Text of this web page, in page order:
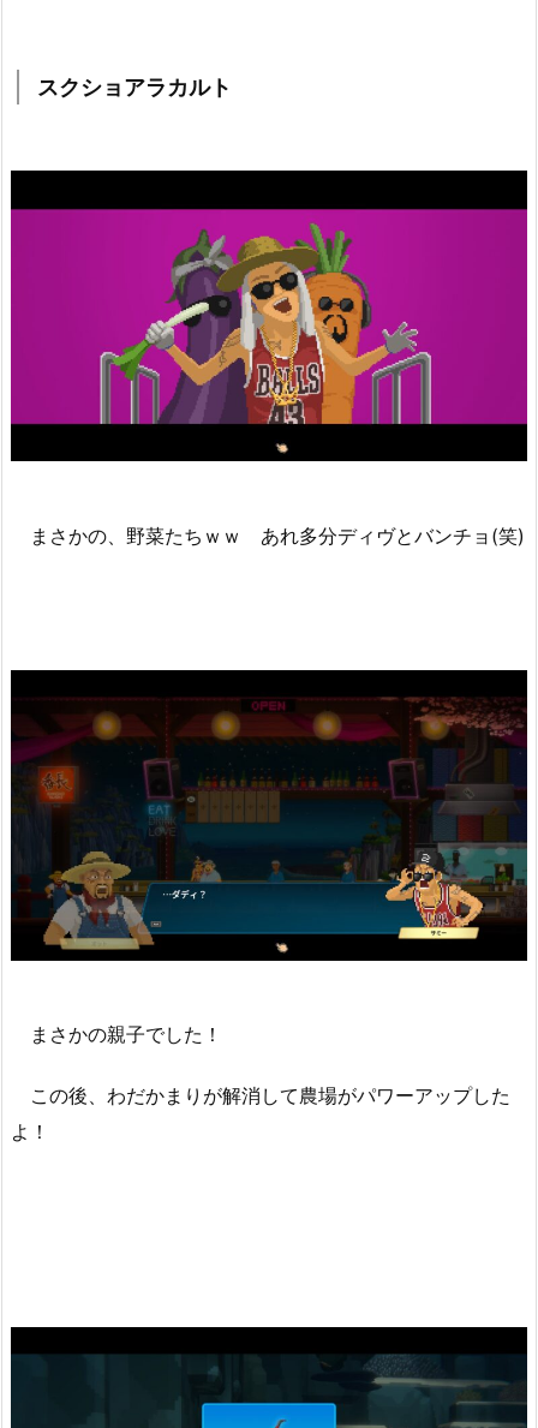
スクショアラカルト
まさかの、野菜たちｗｗ あれ多分ディヴとバンチョ(笑)
まさかの親子でした！
この後、わだかまりが解消して農場がパワーアップした
よ！